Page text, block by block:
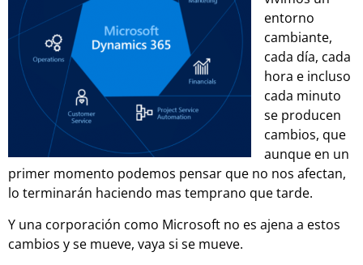
entorno
cambiante,
cada día, cada
hora e incluso
cada minuto
se producen
cambios, que
aunque en un
primer momento podemos pensar que no nos afectan,
lo terminarán haciendo mas temprano que tarde.
Y una corporación como Microsoft no es ajena a estos
cambios y se mueve, vaya si se mueve.